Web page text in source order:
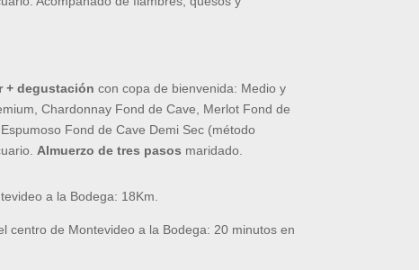
+ degustación con copa de bienvenida: Medio y
Chardonnay Fond de Cave, Merlot Fond de
Fond de Cave Demi Sec (método
Almuerzo de tres pasos maridado.
a la Bodega: 18Km.
centro de Montevideo a la Bodega: 20 minutos en